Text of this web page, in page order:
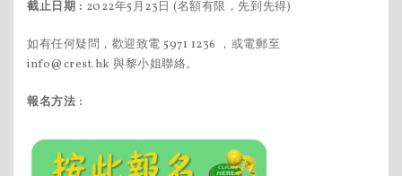
截止日期 : 2022年5月23日 (名額有限，先到先得)
如有任何疑問，歡迎致電 5971 1236 ，或電郵至
info@crest.hk 與黎小姐聯絡。
報名方法 :